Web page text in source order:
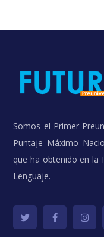
Somos el Primer
Puntaje Máximo
que ha obtenido en la
Lenguaje.